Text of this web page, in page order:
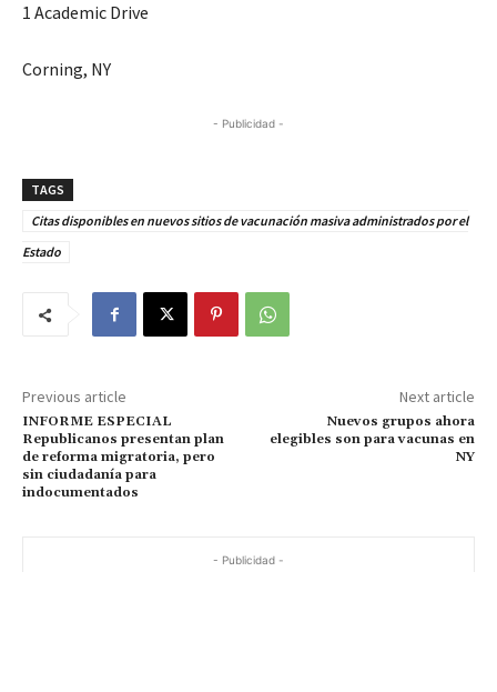
1 Academic Drive
Corning, NY
- Publicidad -
TAGS
Citas disponibles en nuevos sitios de vacunación masiva administrados por el
Estado
Previous article
INFORME ESPECIAL
Republicanos presentan plan
de reforma migratoria, pero
sin ciudadanía para
indocumentados
Next article
Nuevos grupos ahora
elegibles son para vacunas en
NY
- Publicidad -